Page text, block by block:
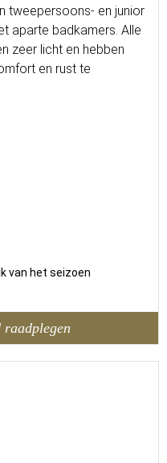
tweepersoons- en junior
aparte badkamers. Alle
zeer licht en hebben
en rust te
van het seizoen
raadplegen